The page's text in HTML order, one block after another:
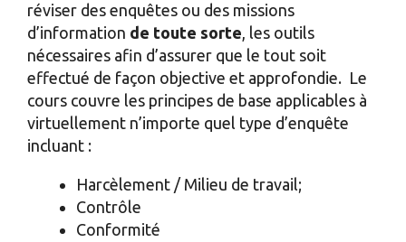
réviser des enquêtes ou des missions
d’information de toute sorte, les outils
nécessaires afin d’assurer que le tout soit
effectué de façon objective et approfondie. Le
cours couvre les principes de base applicables à
virtuellement n’importe quel type d’enquête
incluant :
Harcèlement / Milieu de travail;
Contrôle
Conformité